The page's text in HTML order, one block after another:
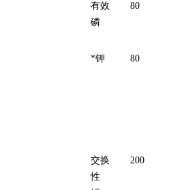
有效
磷
80
*钾 80
交换
性
200